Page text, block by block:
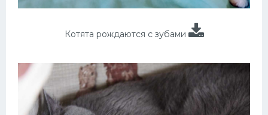
Котята рождаются с зубами